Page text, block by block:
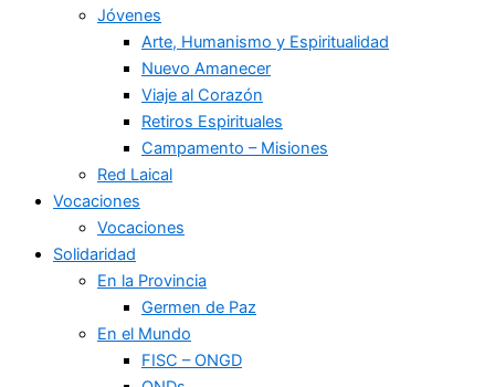
Jóvenes
Arte, Humanismo y Espiritualidad
Nuevo Amanecer
Viaje al Corazón
Retiros Espirituales
Campamento – Misiones
Red Laical
Vocaciones
Vocaciones
Solidaridad
En la Provincia
Germen de Paz
En el Mundo
FISC – ONGD